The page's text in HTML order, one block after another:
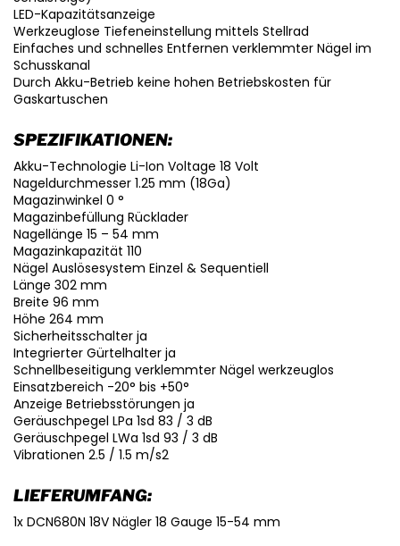
LED-Kapazitätsanzeige
Werkzeuglose Tiefeneinstellung mittels Stellrad
Einfaches und schnelles Entfernen verklemmter Nägel im
Schusskanal
Durch Akku-Betrieb keine hohen Betriebskosten für
Gaskartuschen
SPEZIFIKATIONEN:
Akku-Technologie Li-Ion Voltage 18 Volt
Nageldurchmesser 1.25 mm (18Ga)
Magazinwinkel 0 °
Magazinbefüllung Rücklader
Nagellänge 15 – 54 mm
Magazinkapazität 110
Nägel Auslösesystem Einzel & Sequentiell
Länge 302 mm
Breite 96 mm
Höhe 264 mm
Sicherheitsschalter ja
Integrierter Gürtelhalter ja
Schnellbeseitigung verklemmter Nägel werkzeuglos
Einsatzbereich -20° bis +50°
Anzeige Betriebsstörungen ja
Geräuschpegel LPa 1sd 83 / 3 dB
Geräuschpegel LWa 1sd 93 / 3 dB
Vibrationen 2.5 / 1.5 m/s2
LIEFERUMFANG:
1x DCN680N 18V Nägler 18 Gauge 15-54 mm